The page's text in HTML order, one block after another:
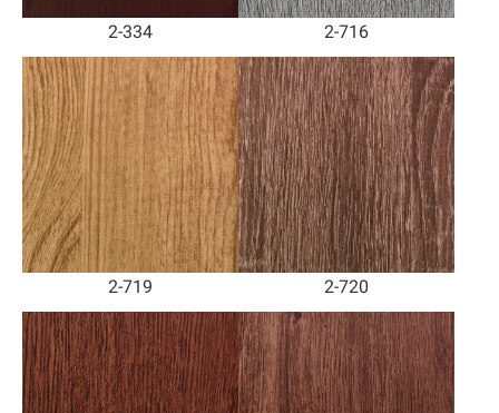
2-334 2-716
2-719 2-720